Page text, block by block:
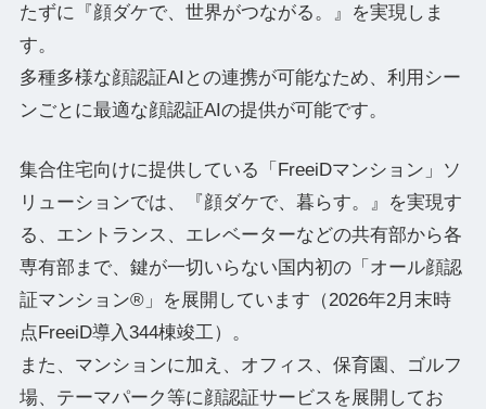
たずに『顔ダケで、世界がつながる。』を実現しま
す。
多種多様な顔認証AIとの連携が可能なため、利用シー
ンごとに最適な顔認証AIの提供が可能です。
集合住宅向けに提供している「FreeiDマンション」ソ
リューションでは、『顔ダケで、暮らす。』を実現す
る、エントランス、エレベーターなどの共有部から各
専有部まで、鍵が一切いらない国内初の「オール顔認
証マンション®」を展開しています（2026年2月末時
点FreeiD導入344棟竣工）。
また、マンションに加え、オフィス、保育園、ゴルフ
場、テーマパーク等に顔認証サービスを展開してお